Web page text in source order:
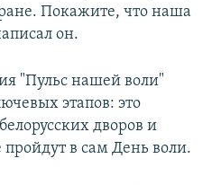
Покажите, что наша
он.
"Пульс нашей воли"
этапов: это
дворов и
в сам День воли.